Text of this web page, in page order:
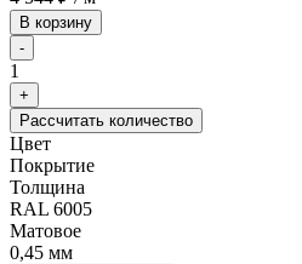
В корзину
-
1
+
Рассчитать количество
Цвет
Покрытие
Толщина
RAL 6005
Матовое
0,45 мм